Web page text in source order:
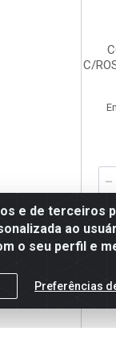
C/
e de terceiros
ao
o seu perfil e
Preferências